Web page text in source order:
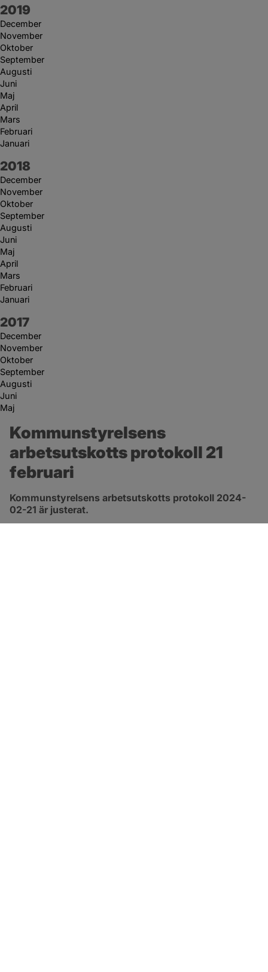
År:
2019
December
November
Oktober
September
Augusti
Juni
Maj
April
Mars
Februari
Januari
År:
2018
December
November
Oktober
September
Augusti
Juni
Maj
April
Mars
Februari
Januari
År:
2017
December
November
Oktober
September
Augusti
Juni
Maj
Kommunstyrelsens
arbetsutskotts protokoll 21
februari
Kommunstyrelsens arbetsutskotts protokoll 2024-
02-21 är justerat.